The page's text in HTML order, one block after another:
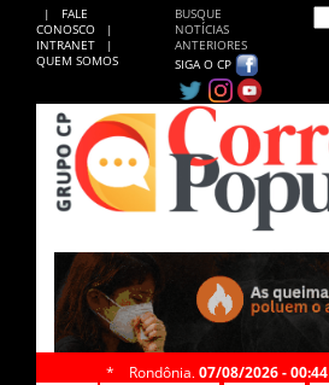
|
FALE
CONOSCO
|
INTRANET
|
QUEM SOMOS
BUSQUE
NOTÍCIAS
ANTERIORES
SIGA O CP
* Rondônia, 07/08/2026 - 00:44